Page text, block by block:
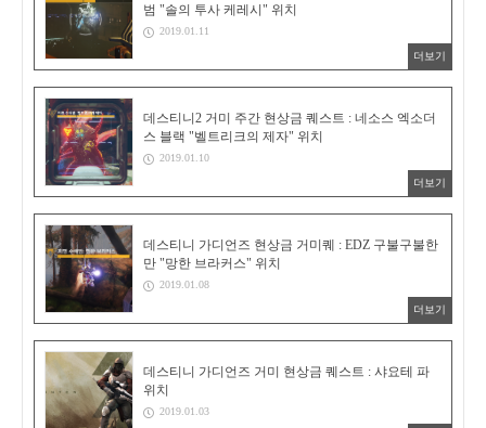
범 "솔의 투사 케레시" 위치
2019.01.11
더보기
데스티니2 거미 주간 현상금 퀘스트 : 네소스 엑소더
스 블랙 "벨트리크의 제자" 위치
2019.01.10
더보기
데스티니 가디언즈 현상금 거미퀘 : EDZ 구불구불한
만 "망한 브라커스" 위치
2019.01.08
더보기
데스티니 가디언즈 거미 현상금 퀘스트 : 샤요테 파
위치
2019.01.03